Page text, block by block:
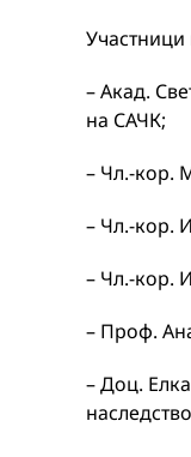
– Акад.
на САЧК;
– Чл.-кор.
– Чл.-кор.
– Чл.-кор.
– Проф.
– Доц.